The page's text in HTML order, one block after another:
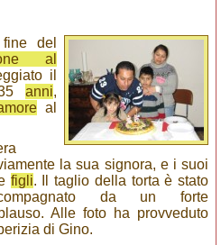
del
al
il
anni,
al
la sua signora, e i suoi
figli. Il taglio della torta è stato
da un forte
Alle foto ha provveduto
di Gino.